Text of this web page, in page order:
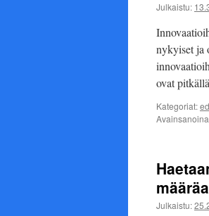
Julkaistu:
nykyiset ja
ovat
Kategoriat:
Avainsanoina
Julkaistu: